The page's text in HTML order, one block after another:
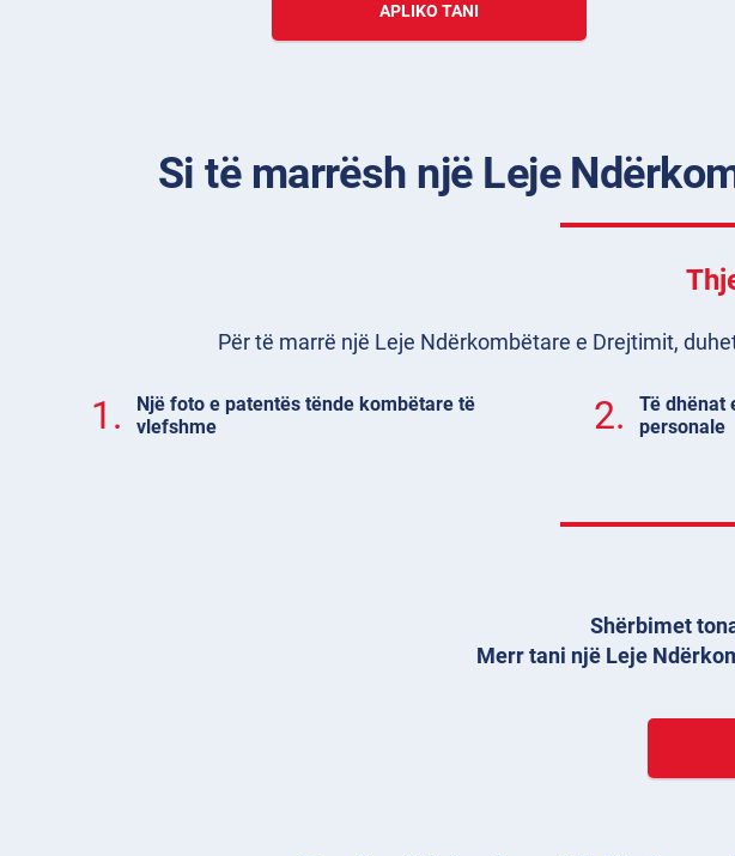
APLIKO TANI
Si të marrësh një Leje
Për të marrë një Leje Ndërkombëtare e Drejtimit,
1.
Një foto e patentës tënde kombëtare të
vlefshme
2.
Të dhënat
personale
Shërbimet
Merr tani një Leje